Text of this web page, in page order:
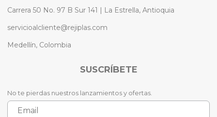
Carrera 50 No. 97 B Sur 141 | La Estrella, Antioquia
servicioalcliente@rejiplas.com
Medellín, Colombia
SUSCRÍBETE
No te pierdas nuestros lanzamientos y ofertas.